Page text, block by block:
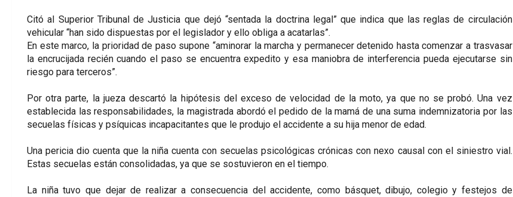
Citó al Superior Tribunal de Justicia que dejó “sentada la doctrina legal” que indica que las reglas de circulación
vehicular “han sido dispuestas por el legislador y ello obliga a acatarlas”.
En este marco, la prioridad de paso supone “aminorar la marcha y permanecer detenido hasta comenzar a trasvasar
la encrucijada recién cuando el paso se encuentra expedito y esa maniobra de interferencia pueda ejecutarse sin
riesgo para terceros”.
Por otra parte, la jueza descartó la hipótesis del exceso de velocidad de la moto, ya que no se probó. Una vez
establecida las responsabilidades, la magistrada abordó el pedido de la mamá de una suma indemnizatoria por las
secuelas físicas y psíquicas incapacitantes que le produjo el accidente a su hija menor de edad.
Una pericia dio cuenta que la niña cuenta con secuelas psicológicas crónicas con nexo causal con el siniestro vial.
Estas secuelas están consolidadas, ya que se sostuvieron en el tiempo.
La niña tuvo que dejar de realizar a consecuencia del accidente, como básquet, dibujo, colegio y festejos de